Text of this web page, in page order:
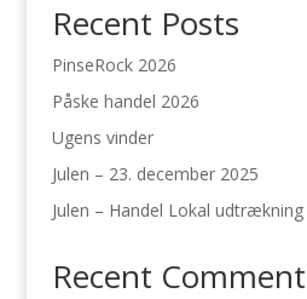
Recent Posts
PinseRock 2026
Påske handel 2026
Ugens vinder
Julen – 23. december 2025
Julen – Handel Lokal
Recent